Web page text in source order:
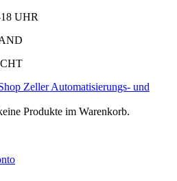
UHR
Zeller Automatisierungs- und
Produkte im Warenkorb.